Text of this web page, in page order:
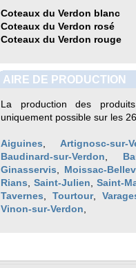
Coteaux du Verdon blanc
Coteaux du Verdon rosé
Coteaux du Verdon rouge
AIRE DE PRODUCTION
La production des
uniquement possible sur les
Aiguines
Artignosc-sur-
Baudinard-sur-Verdon
Ginasservis
Moissac-
Rians
Saint-Julien
Saint-
Tavernes ,Tourtour,
Vinon-sur-Verdon